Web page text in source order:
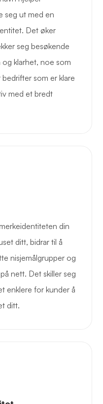
seg ut med en
Det øker
seg besøkende
klarhet, noe som
som er klare
med et bredt
din
ditt, bidrar til å
nisjemålgrupper og
nett. Det skiller seg
enklere for kunder å
ditt.